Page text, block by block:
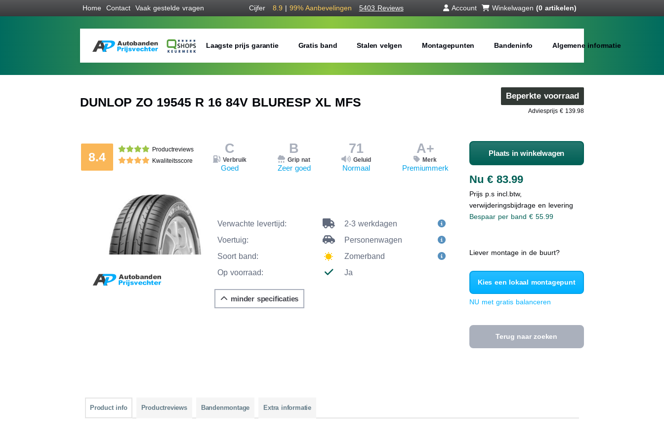
Home Contact Vaak gestelde vragen Cijfer 8.9 | 99% Aanbevelingen 5403 Reviews Account Winkelwagen (0 artikelen)
Laagste prijs garantie Gratis band Stalen velgen Montagepunten Bandeninfo Algemene informatie
DUNLOP ZO 19545 R 16 84V BLURESP XL MFS Beperkte voorraad
Adviesprijs € 139.98
8.4
Productreviews
Kwaliteitsscore
C
Verbruik
Goed
B
Grip nat
Zeer goed
71
Geluid
Normaal
A+
Merk
Premiummerk
Verwachte levertijd:
2-3 werkdagen
Voertuig:
Personenwagen
Soort band:
Zomerband
Op voorraad:
Ja
minder specificaties
Plaats in winkelwagen
Nu € 83.99
Prijs p.s incl.btw,
verwijderingsbijdrage en levering
Bespaar per band € 55.99
Liever montage in de buurt?
Kies een lokaal montagepunt
NU met gratis balanceren
Terug naar zoeken
Product info Productreviews Bandenmontage Extra informatie